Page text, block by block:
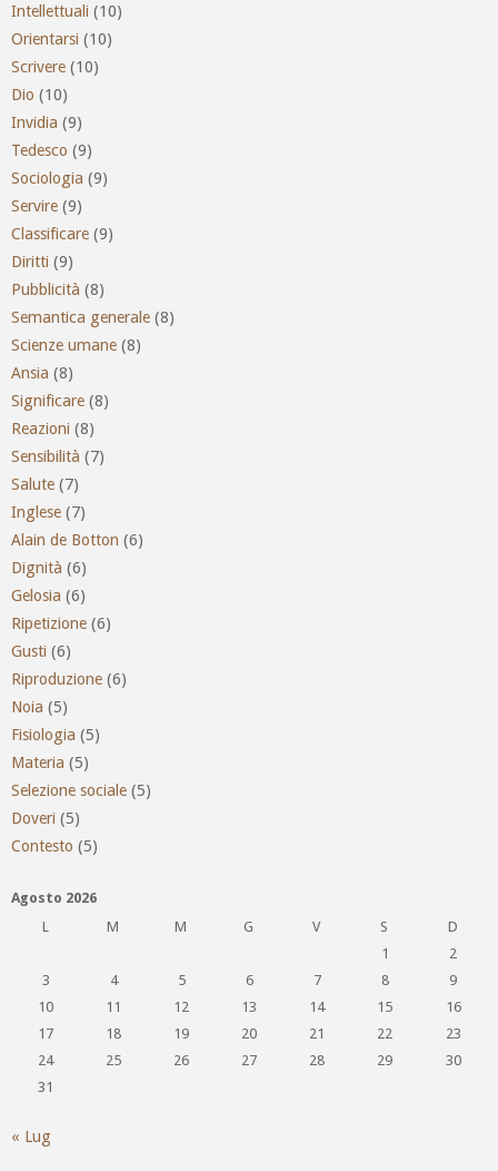
Intellettuali (10)
Orientarsi (10)
Scrivere (10)
Dio (10)
Invidia (9)
Tedesco (9)
Sociologia (9)
Servire (9)
Classificare (9)
Diritti (9)
Pubblicità (8)
Semantica generale (8)
Scienze umane (8)
Ansia (8)
Significare (8)
Reazioni (8)
Sensibilità (7)
Salute (7)
Inglese (7)
Alain de Botton (6)
Dignità (6)
Gelosia (6)
Ripetizione (6)
Gusti (6)
Riproduzione (6)
Noia (5)
Fisiologia (5)
Materia (5)
Selezione sociale (5)
Doveri (5)
Contesto (5)
Agosto 2026
L
M M G V S
D
1
2
3
4 5 6 7 8
9
10
11 12 13 14 15
16
17
18 19 20 21 22
23
24
25 26 27 28 29
30
31
« Lug